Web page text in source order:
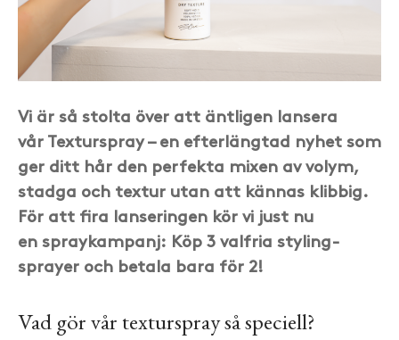
Vi är så stolta över att äntligen lansera
vår Texturspray – en efterlängtad nyhet som
ger ditt hår den perfekta mixen av volym,
stadga och textur utan att kännas klibbig.
För att fira lanseringen kör vi just nu
en spraykampanj: Köp 3 valfria styling-
sprayer och betala bara för 2!
Vad gör vår texturspray så speciell?